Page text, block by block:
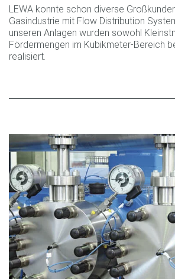
LEWA konnte schon diverse
Gasindustrie mit Flow Distribution
unseren Anlagen wurden sowohl
Fördermengen im Kubikmeter-Bereich
realisiert.